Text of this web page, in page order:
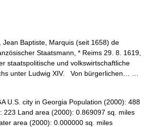
Baptiste, Marquis (seit 1658) de
Staatsmann, * Reims 29. 8. 1619,
staatspolitische und volkswirtschaftliche
unter Ludwig XIV. Von bürgerlichen… …
U.S. city in Georgia Population (2000): 488
223 Land area (2000): 0.869097 sq. miles
area (2000): 0.000000 sq. miles